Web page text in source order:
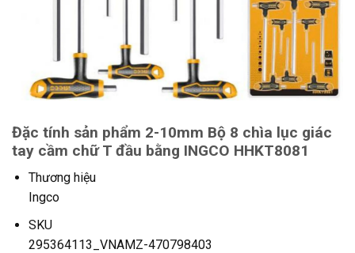
Đặc tính sản phẩm 2-10mm Bộ 8 chìa lục giác
tay cầm chữ T đầu bằng INGCO HHKT8081
Thương hiệu
Ingco
SKU
295364113_VNAMZ-470798403